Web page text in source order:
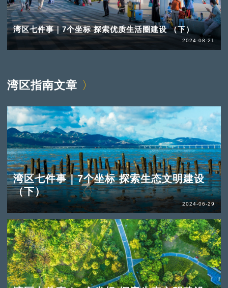
湾区七件事｜7个坐标 探索优质生活圈建设 （下）
2024-08-21
湾区指南文章
湾区七件事｜7个坐标 探索生态文明建设
（下）
2024-06-29